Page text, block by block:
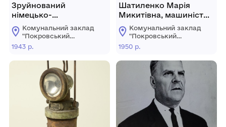
Зруйнований
німецько-
фашистськими
загарбниками 24-
квартирний
залізничний будинок
№150. Вид з боку
залізничного полотна.
Комунальний заклад
"Покровський
історичний музей"
1943 р.
Шатиленко Марія
Микитівна, машиніст
паровоза, депутат
Красноармійської
районної ради
депутатів трудящих.
Комунальний заклад
"Покровський
історичний музей"
1950 р.